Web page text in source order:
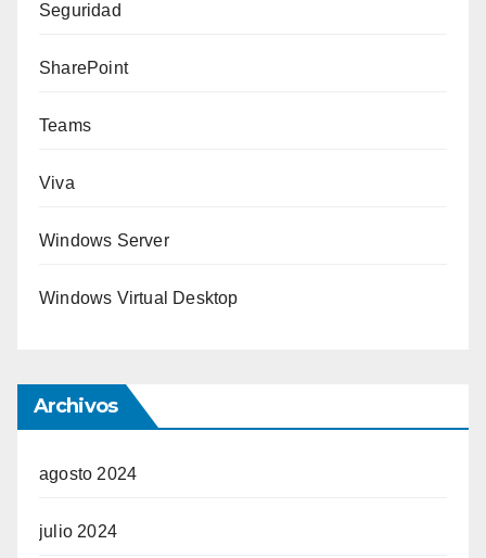
Seguridad
SharePoint
Teams
Viva
Windows Server
Windows Virtual Desktop
Archivos
agosto 2024
julio 2024